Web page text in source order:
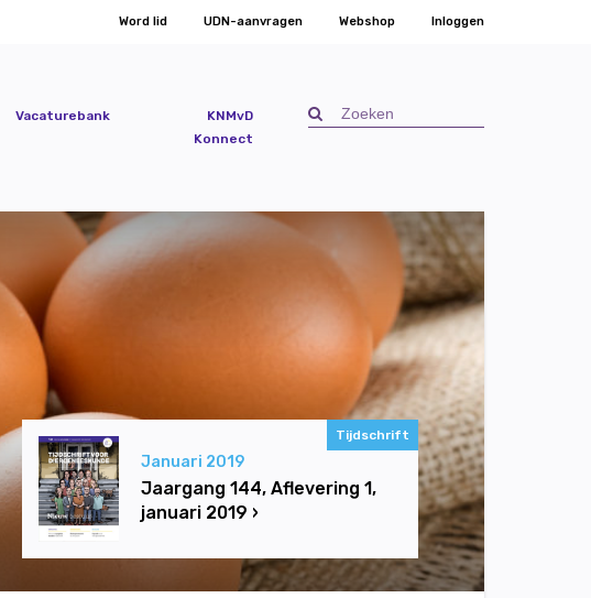
Word lid UDN-aanvragen Webshop Inloggen
Vacaturebank
KNMvD
Konnect
Tijdschrift
Januari 2019
Jaargang 144, Aflevering 1,
januari 2019 ›